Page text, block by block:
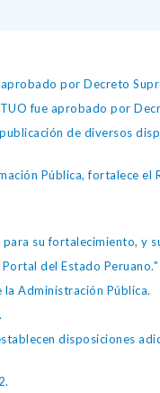
por Decreto
fue aprobado por
de diversos
Pública, fortalece el
su fortalecimiento, y
del Estado Peruano."
Administración Pública.
disposiciones